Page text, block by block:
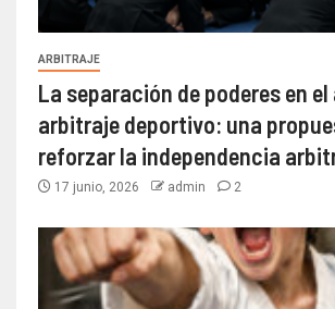
ARBITRAJE
La separación de poderes en
arbitraje deportivo: una
reforzar la independencia
17 junio, 2026 admin 2